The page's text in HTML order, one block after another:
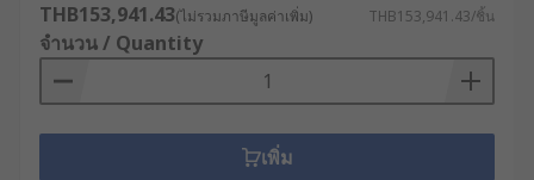
THB153,941.43(ไม่รวมภาษีมูลค่าเพิ่ม) THB153,941.43/ชิ้น
จำนวน / Quantity
เพิ่ม